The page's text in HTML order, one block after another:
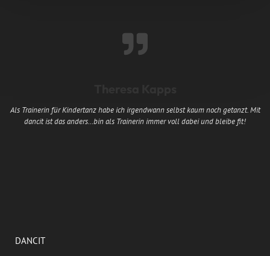
Als Trainerin für Kindertanz habe ich irgendwann selbst kaum noch getanzt. Mit
dancit ist das anders…bin als Trainerin immer voll dabei und bleibe fit!
DANCIT